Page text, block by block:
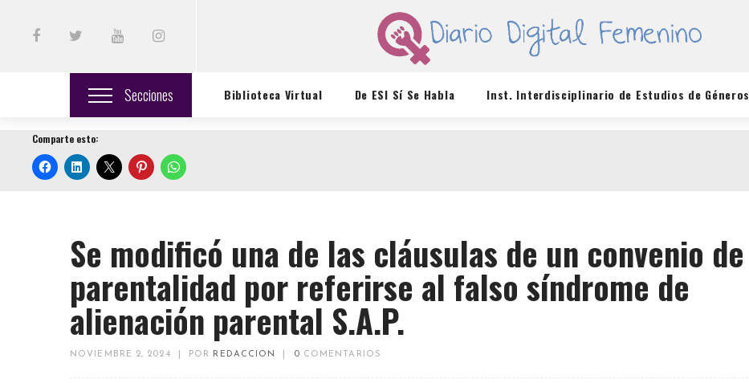
Secciones Biblioteca Virtual De ESI Sí Se Habla Inst. Interdisciplinario de Estudios de Géneros
Comparte esto:
Se modificó una de las cláusulas de un convenio de
parentalidad por referirse al falso síndrome de
alienación parental S.A.P.
NOVIEMBRE 2, 2024 POR REDACCION 0 COMENTARIOS